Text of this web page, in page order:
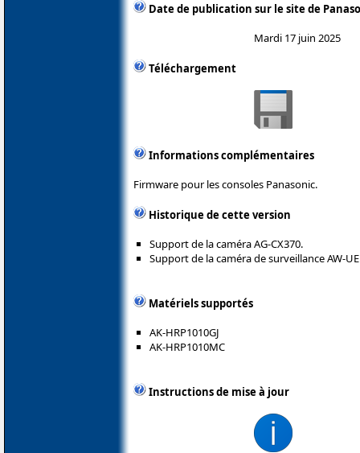
Date de publication sur le site de
Mardi 17 juin 2025
Téléchargement
Informations complémentaires
Firmware pour les consoles Panasonic.
Historique de cette version
Support de la caméra AG-CX370.
Support de la caméra de surveillance AW-
Matériels supportés
AK-HRP1010GJ
AK-HRP1010MC
Instructions de mise à jour